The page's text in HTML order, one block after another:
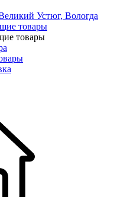
Устюг, Вологда
товары
товары